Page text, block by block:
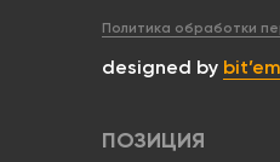
Политика обработки
designed by
ПОЗИЦИЯ